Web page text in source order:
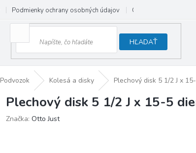
Podmienky ochrany osobných údajov Odstúpenie od zmluvy
HĽADAŤ
Podvozok Kolesá a disky Plechový disk 5 1/2 J x
Plechový disk 5 1/2 J x 15-5
Značka: Otto Just